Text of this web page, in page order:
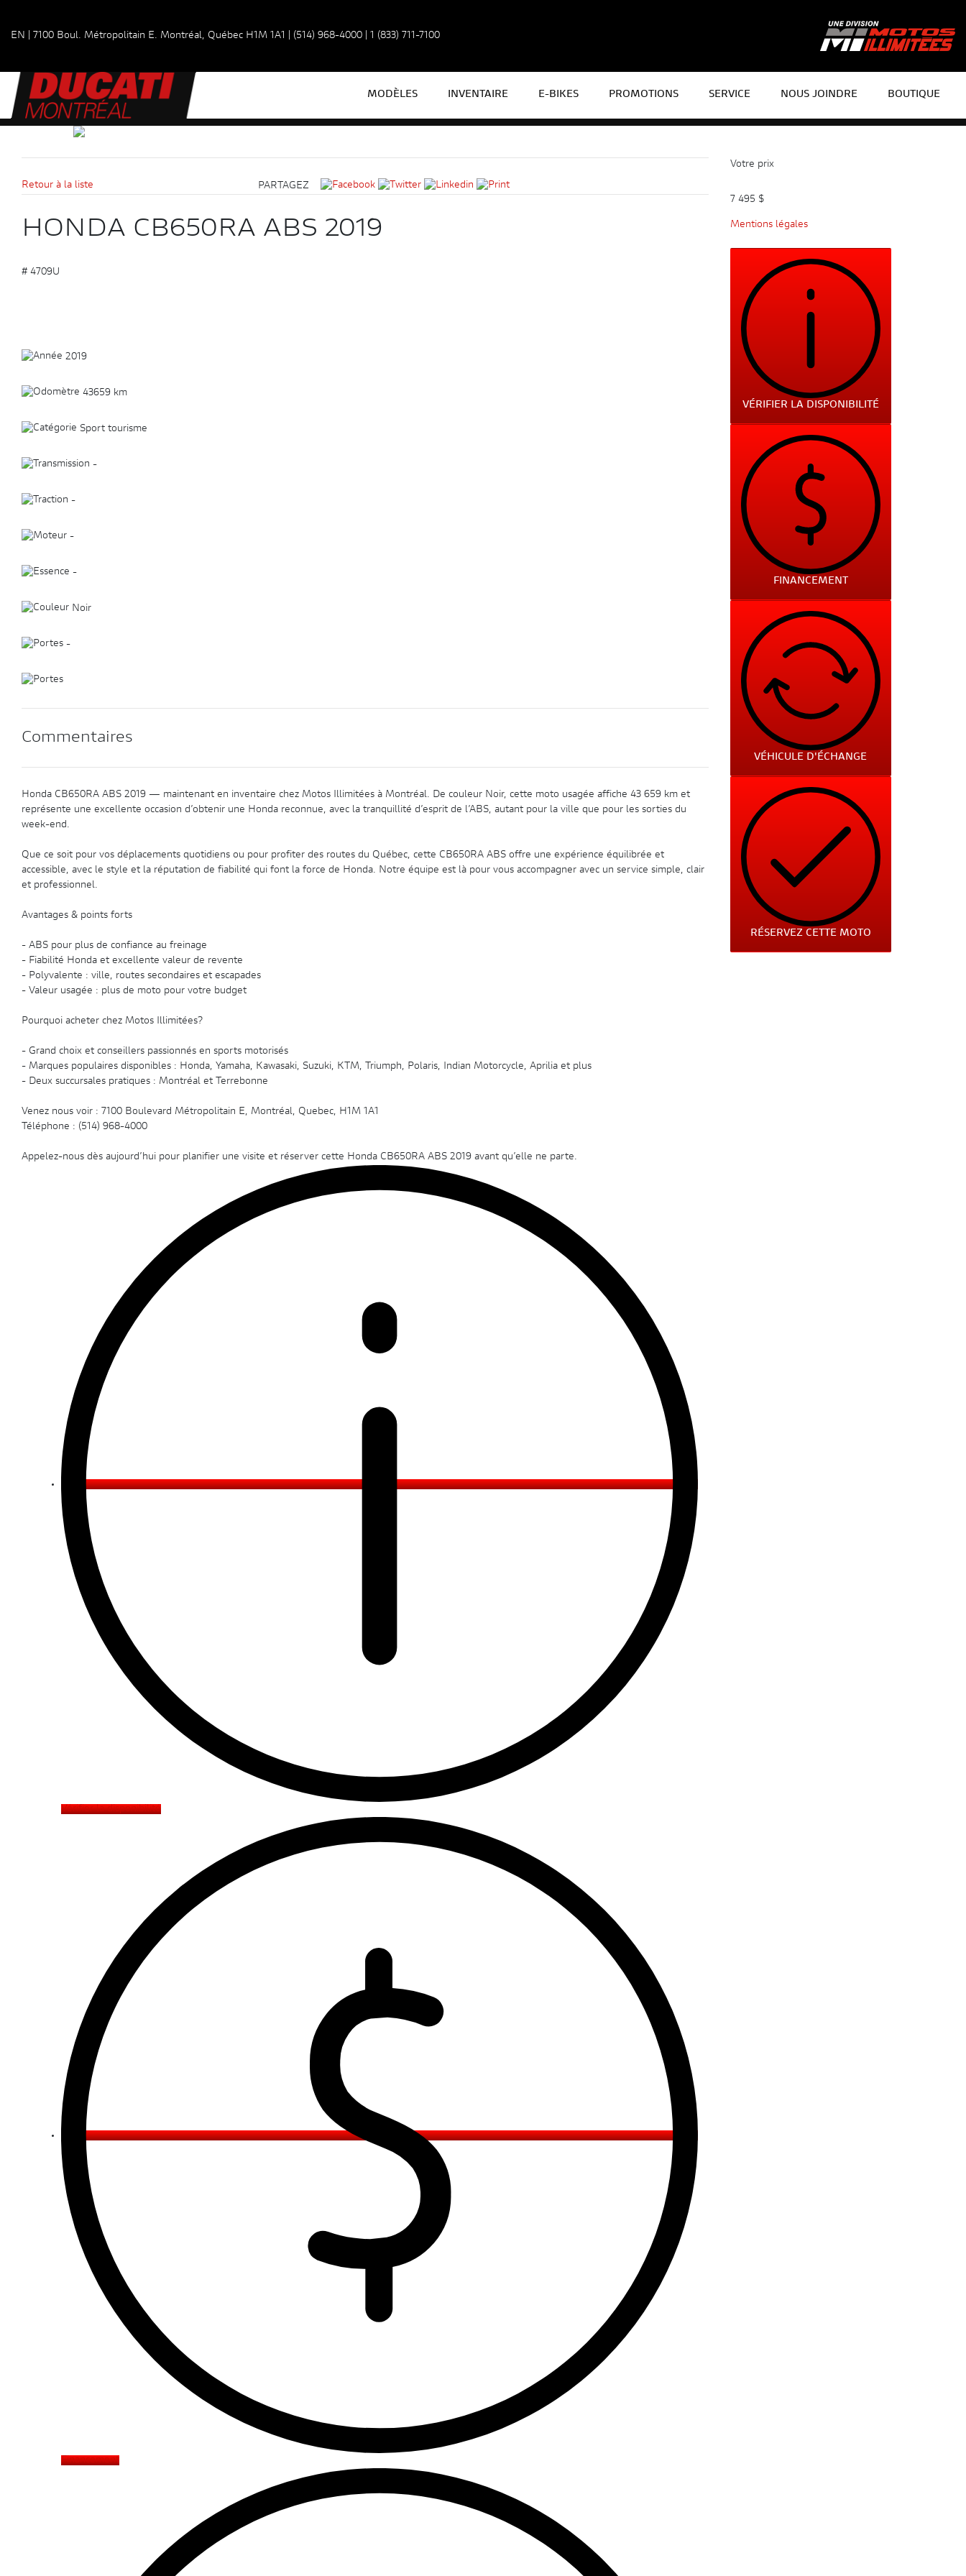
EN 7100 Boul. Métropolitain E. Montréal, Québec H1M 1A1 (514) 968-4000 1 (833) 711-7100
MODÈLES INVENTAIRE E-BIKES PROMOTIONS SERVICE NOUS JOINDRE BOUTIQUE
Retour à la liste PARTAGEZ
HONDA CB650RA ABS 2019
# 4709U
2019
43659 km
Sport tourisme
-
-
-
-
Noir
-
Commentaires
Honda CB650RA ABS 2019 — maintenant en inventaire chez Motos Illimitées à Montréal. De couleur Noir, cette moto usagée affiche 43 659 km et
représente une excellente occasion d’obtenir une Honda reconnue, avec la tranquillité d’esprit de l’ABS, autant pour la ville que pour les sorties du
week-end.
Que ce soit pour vos déplacements quotidiens ou pour profiter des routes du Québec, cette CB650RA ABS offre une expérience équilibrée et
accessible, avec le style et la réputation de fiabilité qui font la force de Honda. Notre équipe est là pour vous accompagner avec un service simple, clair
et professionnel.
Avantages & points forts
- ABS pour plus de confiance au freinage
- Fiabilité Honda et excellente valeur de revente
- Polyvalente : ville, routes secondaires et escapades
- Valeur usagée : plus de moto pour votre budget
Pourquoi acheter chez Motos Illimitées?
- Grand choix et conseillers passionnés en sports motorisés
- Marques populaires disponibles : Honda, Yamaha, Kawasaki, Suzuki, KTM, Triumph, Polaris, Indian Motorcycle, Aprilia et plus
- Deux succursales pratiques : Montréal et Terrebonne
Venez nous voir : 7100 Boulevard Métropolitain E, Montréal, Quebec, H1M 1A1
Téléphone : (514) 968-4000
Appelez-nous dès aujourd’hui pour planifier une visite et réserver cette Honda CB650RA ABS 2019 avant qu’elle ne parte.
Vérifier la disponibilité
Financement
Votre prix
7 495 $
Mentions légales
VÉRIFIER LA DISPONIBILITÉ
FINANCEMENT
VÉHICULE D'ÉCHANGE
RÉSERVEZ CETTE MOTO